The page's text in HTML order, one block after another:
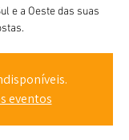
e a Oeste das suas
eventos